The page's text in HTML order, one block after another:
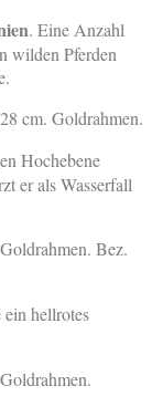
. Eine Anzahl
wilden Pferden
cm. Goldrahmen.
Hochebene
er als Wasserfall
Bez.
hellrotes